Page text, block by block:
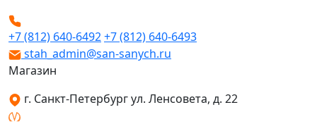
+7 (812) 640-6492+7 (812) 640-6493
stah_admin@san-sanych.ru
Магазин
г. Санкт-Петербург ул. Ленсовета, д. 22